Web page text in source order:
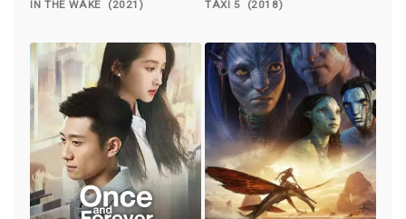
IN THE WAKE (2021) TAXI 5 (2018)